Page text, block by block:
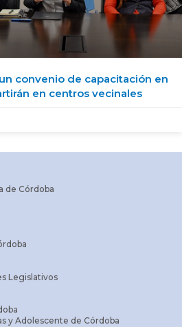
convenio de capacitación en
en centros vecinales
de Córdoba
Legislativos
y Adolescente de Córdoba